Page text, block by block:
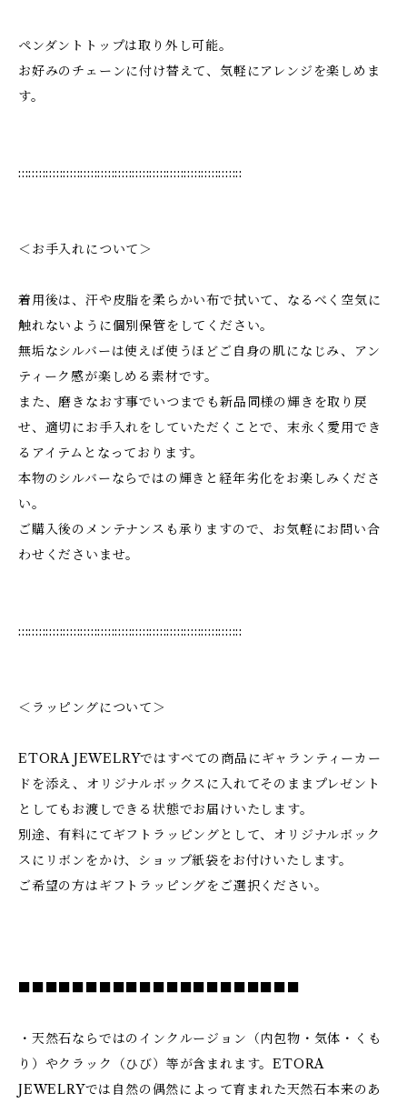
ペンダントトップは取り外し可能。
お好みのチェーンに付け替えて、気軽にアレンジを楽しめま
す。
:::::::::::::::::::::::::::::::::::::::::::::::::::::::::::::::::
＜お手入れについて＞
着用後は、汗や皮脂を柔らかい布で拭いて、なるべく空気に
触れないように個別保管をしてください。
無垢なシルバーは使えば使うほどご自身の肌になじみ、アン
ティーク感が楽しめる素材です。
また、磨きなおす事でいつまでも新品同様の輝きを取り戻
せ、適切にお手入れをしていただくことで、末永く愛用でき
るアイテムとなっております。
本物のシルバーならではの輝きと経年劣化をお楽しみくださ
い。
ご購入後のメンテナンスも承りますので、お気軽にお問い合
わせくださいませ。
:::::::::::::::::::::::::::::::::::::::::::::::::::::::::::::::::
＜ラッピングについて＞
ETORA JEWELRYではすべての商品にギャランティーカー
ドを添え、オリジナルボックスに入れてそのままプレゼント
としてもお渡しできる状態でお届けいたします。
別途、有料にてギフトラッピングとして、オリジナルボック
スにリボンをかけ、ショップ紙袋をお付けいたします。
ご希望の方はギフトラッピングをご選択ください。
■■■■■■■■■■■■■■■■■■■■■
・天然石ならではのインクルージョン（内包物・気体・くも
り）やクラック（ひび）等が含まれます。ETORA
JEWELRYでは自然の偶然によって育まれた天然石本来のあ